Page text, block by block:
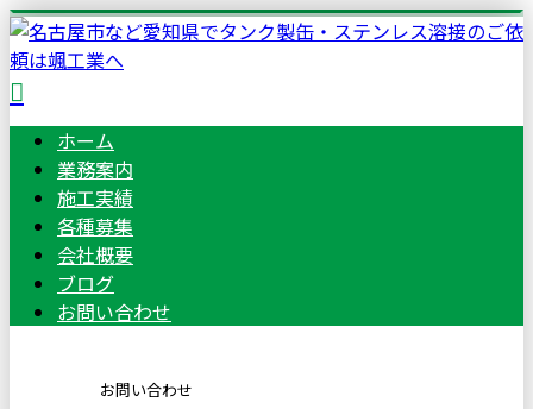
ホーム
業務案内
施工実績
各種募集
会社概要
ブログ
お問い合わせ
お問い合わせ